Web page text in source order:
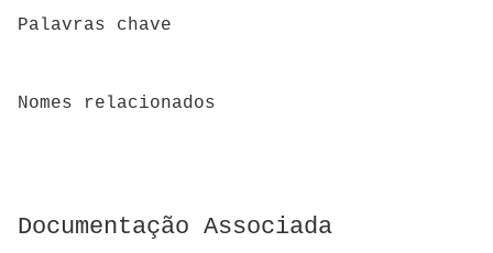
Palavras chave
Nomes relacionados
Documentação Associada